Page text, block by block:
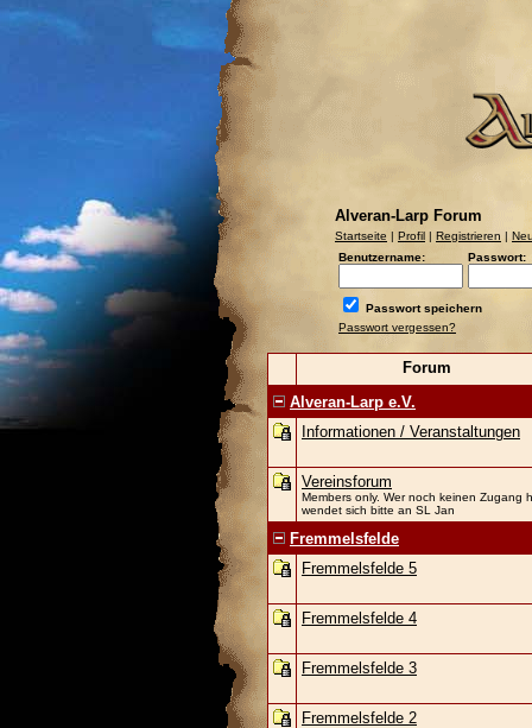
Alveran-Larp Forum
Startseite | Profil | Registrieren |
Benutzername:
Passwort:
Passwort speichern
Passwort vergessen?
Forum
Alveran-Larp e.V.
Informationen / Veranstaltungen
Vereinsforum
Members only. Wer noch keinen Zugang
wendet sich bitte an SL Jan
Fremmelsfelde
Fremmelsfelde 5
Fremmelsfelde 4
Fremmelsfelde 3
Fremmelsfelde 2